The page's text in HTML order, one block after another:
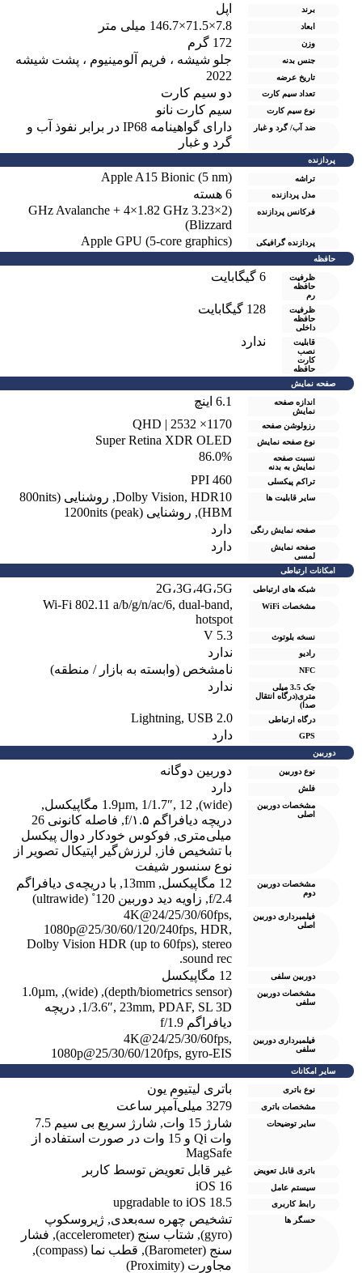
برند اپل
ابعاد 7.8×71.5×146.7 میلی متر
وزن 172 گرم
جنس بدنه جلو شیشه ، فریم آلومینیوم ، پشت شیشه
تاریخ عرضه 2022
تعداد سیم کارت دو سيم کارت
نوع سیم کارت سیم کارت نانو
ضد آب/ گرد و غبار
دارای گواهینامه IP68 در برابر نفوذ آب و
گرد و غبار
پردازنده
تراشه Apple A15 Bionic (5 nm)
مدل پردازنده
فرکانس پردازنده
(2×3.23 GHz Avalanche + 4×1.82 GHz
Blizzard)
پردازنده گرافیکی Apple GPU (5-core graphics)
حافظه
ظرفیت
حافظه
رم
ظرفیت
حافظه
داخلی
128 گیگابایت
قابلیت
نصب
کارت
حافظه
ندارد
صفحه نمایش
اندازه صفحه
نمایش
6.1 اینچ
رزولوشن صفحه 1170× 2532 | QHD
نوع صفحه نمایش Super Retina XDR OLED
نسبت صفحه
نمایش به بدنه
86.0%
تراکم پیکسلی 460 PPI
سایر قابلیت ها Dolby Vision,HDR10
,
روشنایی (800nits
(HBM
,روشنایی 1200nits (peak)
صفحه نمايش رنگی دارد
صفحه نمایش
لمسی
دارد
امکانات ارتباطی
شبکه های ارتباطی 2G،3G،4G،5G
مشخصات WiFi
Wi-Fi 802.11 a/b/g/n/ac/6, dual-band,
hotspot
نسخه بلوتوث 5.3 V
رادیو ندارد
NFC نامشخص (وابسته به بازار / منطقه)
جک 3.5 میلی
متری(درگاه انتقال
صدا)
ندارد
درگاه ارتباطی Lightning, USB 2.0
GPS دارد
دوربین
نوع دوربین دوربین دوگانه
فلش دارد
مشخصات دوربین
اصلی
,
1.9µm,1/1.7″,12 مگاپیکسل
,
دریچه دیافراگم f/۱.۵
,
فاصله کانونی 26
میلی‌متری,فوکوس خودکار دوال پیکسل
با تشخیص فاز, لرزش‌گیر اپتیکال تصویر از
نوع سنسور شیفت
مشخصات دوربین
دوم
12 مگاپیکسل ,
13mm
,با دریچه‌ی دیافراگم
f/2.4
,زاویه دید دوربین 120˚ (ultrawide)
فیلمبرداری دوربین
اصلی
4K@24/25/30/60fps,
1080p@25/30/60/120/240fps, HDR,
Dolby Vision HDR (up to 60fps), stereo
sound rec.
دوربین سلفی 12 مگاپیکسل
مشخصات دوربین
سلفی
,
(wide)
,
1.0µm,
1/3.6″,23mm,PDAF,SL 3D
,دریچه
دیافراگم f/1.9
فیلمبرداری دوربین
سلفی
4K@24/25/30/60fps,
1080p@25/30/60/120fps, gyro-EIS
سایر امکانات
نوع باتری باتری لیتیوم یون
مشخصات باتری 3279 میلی‌آمپر ساعت
سایر توضیحات شارژ 15 وات ,
شارژ سریع بی سیم 7.5
وات Qi و 15 وات در صورت استفاده از
MagSafe
باتری قابل تعویض غیر قابل تعویض توسط کاربر
سیستم عامل iOS 16
رابط کاربری upgradable to iOS 18.5
حسگر ها تشخیص چهره سه‌بعدی,ژیروسکوپ
,شتاب سنج (accelerometer) ,فشار
سنج (Barometer)
,قطب نما (compass)
,
مجاورت (Proximity)